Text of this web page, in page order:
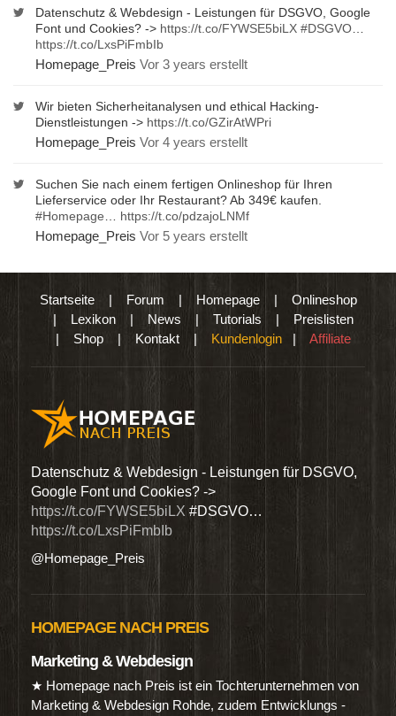
Datenschutz & Webdesign - Leistungen für DSGVO, Google
Font und Cookies? -> https://t.co/FYWSE5biLX #DSGVO
https://t.co/LxsPiFmbIb
Homepage_Preis Vor 3 years erstellt
Wir bieten Sicherheitanalysen und ethical Hacking-
Dienstleistungen -> https://t.co/GZirAtWPri
Homepage_Preis Vor 4 years erstellt
Suchen Sie nach einem fertigen Onlineshop für Ihren
Lieferservice oder Ihr Restaurant? Ab 349€ kaufen.
#Homepage
https://t.co/pdzajoLNMf
Homepage_Preis Vor 5 years erstellt
Startseite| Forum | Homepage| Onlineshop
| Lexikon | News | Tutorials | Preislisten
| Shop | Kontakt | Kundenlogin | Affiliate
Datenschutz & Webdesign - Leistungen für DSGVO,
Google Font und Cookies? ->
https://t.co/FYWSE5biLX #DSGVO…
https://t.co/LxsPiFmbIb
@Homepage_Preis
HOMEPAGE NACH PREIS
Marketing & Webdesign
★ Homepage nach Preis ist ein Tochterunternehmen von
Marketing & Webdesign Rohde, zudem Entwicklungs -